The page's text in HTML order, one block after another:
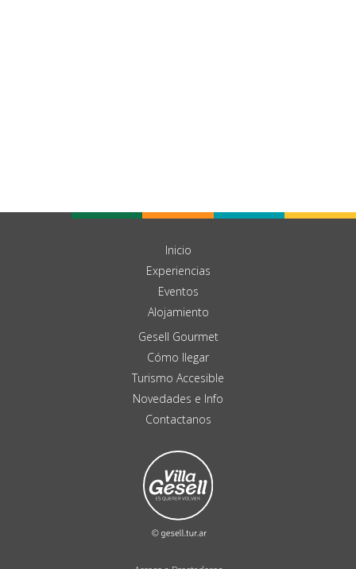
Inicio
Experiencias
Eventos
Alojamiento
Gesell Gourmet
Cómo llegar
Turismo Accesible
Novedades e Info
Contactanos